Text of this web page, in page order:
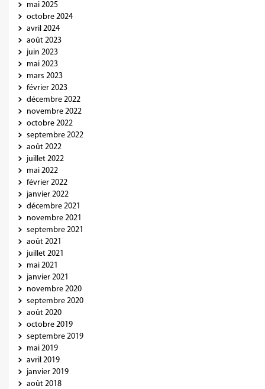
mai 2025
octobre 2024
avril 2024
août 2023
juin 2023
mai 2023
mars 2023
février 2023
décembre 2022
novembre 2022
octobre 2022
septembre 2022
août 2022
juillet 2022
mai 2022
février 2022
janvier 2022
décembre 2021
novembre 2021
septembre 2021
août 2021
juillet 2021
mai 2021
janvier 2021
novembre 2020
septembre 2020
août 2020
octobre 2019
septembre 2019
mai 2019
avril 2019
janvier 2019
août 2018